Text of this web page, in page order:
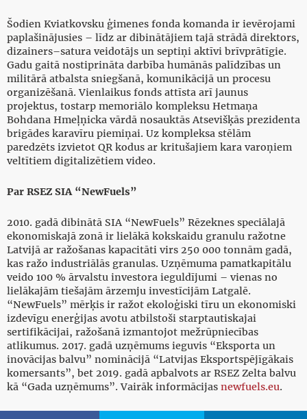
Šodien Kviatkovsku ģimenes fonda komanda ir ievērojami
paplašinājusies – līdz ar dibinātājiem tajā strādā direktors,
dizainers–satura veidotājs un septiņi aktīvi brīvprātīgie.
Gadu gaitā nostiprināta darbība humānās palīdzības un
militārā atbalsta sniegšanā, komunikācijā un procesu
organizēšanā. Vienlaikus fonds attīsta arī jaunus
projektus, tostarp memoriālo kompleksu Hetmaņa
Bohdana Hmeļņicka vārdā nosauktās Atsevišķās prezidenta
brigādes karavīru piemiņai. Uz kompleksa stēlām
paredzēts izvietot QR kodus ar kritušajiem kara varoņiem
veltītiem digitalizētiem video.
Par RSEZ SIA “NewFuels”
2010. gadā dibinātā SIA “NewFuels” Rēzeknes speciālajā
ekonomiskajā zonā ir lielākā kokskaidu granulu ražotne
Latvijā ar ražošanas kapacitāti virs 250 000 tonnām gadā,
kas ražo industriālās granulas. Uzņēmuma pamatkapitālu
veido 100 % ārvalstu investora ieguldījumi – vienas no
lielākajām tiešajām ārzemju investīcijām Latgalē.
“NewFuels” mērķis ir ražot ekoloģiski tīru un ekonomiski
izdevīgu enerģijas avotu atbilstoši starptautiskajai
sertifikācijai, ražošanā izmantojot mežrūpniecības
atlikumus. 2017. gadā uzņēmums ieguvis “Eksporta un
inovācijas balvu” nominācijā “Latvijas Eksportspējīgākais
komersants”, bet 2019. gadā apbalvots ar RSEZ Zelta balvu
kā “Gada uzņēmums”. Vairāk informācijas newfuels.eu.